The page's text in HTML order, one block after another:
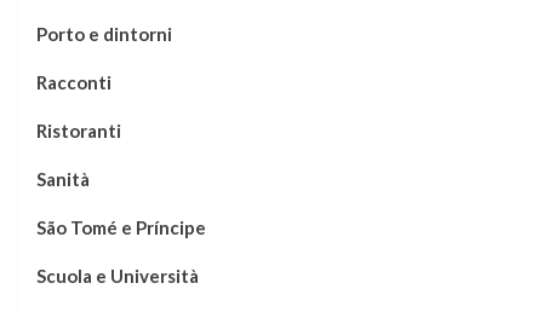
Porto e dintorni
Racconti
Ristoranti
Sanità
São Tomé e Príncipe
Scuola e Università